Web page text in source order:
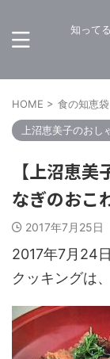
知って
HOME > 食の知恵袋
上沼恵美子のおし
【上沼恵
なぎのおこ
2017年7月25日
2017年7月24
クッキングは